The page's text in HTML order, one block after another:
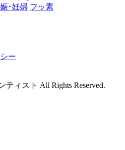
･妊婦 フッ素
ー
ティスト All Rights Reserved.